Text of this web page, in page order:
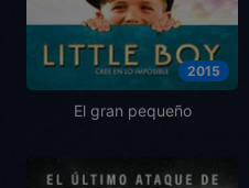
2015
El gran pequeño